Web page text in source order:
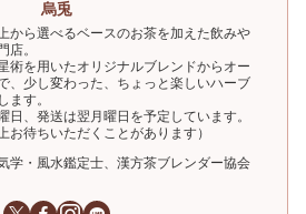
烏兎
から選べるベースのお茶を加えた飲みや
店。
術を用いたオリジナルブレンドからオー
、少し変わった、ちょっと楽しいハーブ
ます。
日、発送は翌月曜日を予定しています。
お待ちいただくことがあります）
学・風水鑑定士、漢方茶ブレンダー協会